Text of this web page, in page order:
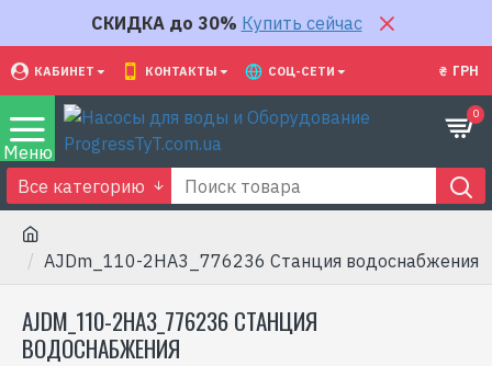
СКИДКА до 30% Купить сейчас
КАБИНЕТ КОНТАКТЫ СОЦ-СЕТИ ₴ ГРН
0
Все категорию
AJDm_110-2HA3_776236 Станция водоснабжения
AJDM_110-2HA3_776236 СТАНЦИЯ
ВОДОСНАБЖЕНИЯ